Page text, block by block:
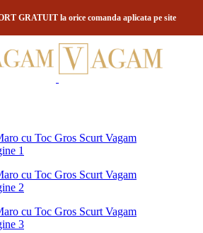
GRATUIT la orice comanda aplicata pe site